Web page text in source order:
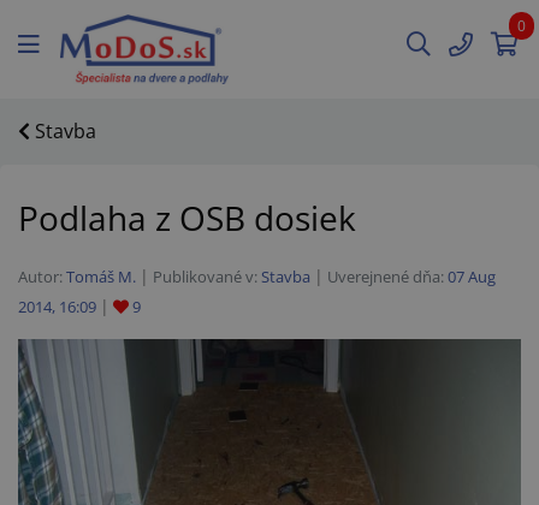
0
Stavba
Podlaha z OSB dosiek
Autor:Tomáš M. Publikované v: Stavba Uverejnené dňa:07 Aug
2014, 16:09
9